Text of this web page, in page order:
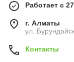
Работает с
г. Алматы
ул.
Контакты